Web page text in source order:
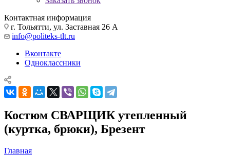
Контактная информация
г. Тольятти, ул. Заставная 26 А
info@politeks-tlt.ru
Вконтакте
Одноклассники
Костюм СВАРЩИК утепленный
(куртка, брюки), Брезент
Главная